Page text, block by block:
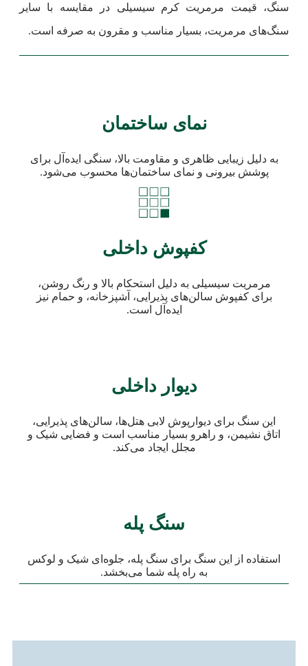
سنگ، قیمت مرمریت کرم سیسیلی در مقایسه با سایر
سنگ‌های مرمریت، بسیار مناسب و مقرون به صرفه است.
نمای ساختمان
به دلیل زیبایی ظاهری و مقاومت بالا، سنگی ایده‌آل برای
پوشش بیرونی و نمای ساختمان‌ها محسوب می‌شود.
کفپوش داخلی
مرمریت سیسیلی به دلیل استحکام بالا و رنگ روشن،
برای کفپوش سالن‌های پذیرایی، آشپزخانه، و حمام نیز
ایده‌آل است.
دیوار داخلی
این سنگ برای دیوارپوش لابی هتل‌ها، سالن‌های پذیرایی،
اتاق نشیمن، و راهرو بسیار مناسب است و فضایی شیک و
مجلل ایجاد می‌کند.
سنگ پله
استفاده از این سنگ برای سنگ پله، جلوه‌ای شیک و لوکس
به راه پله شما می‌بخشد.